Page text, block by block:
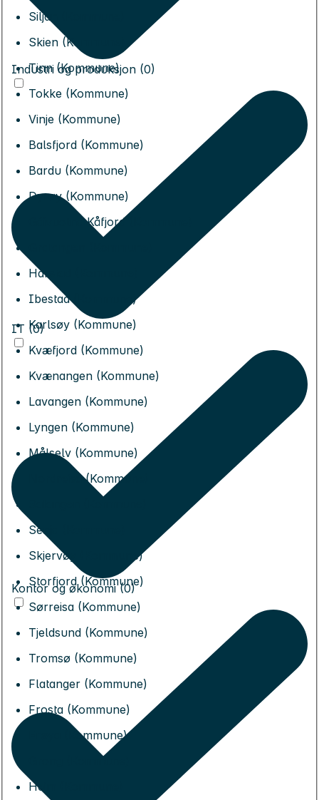
Siljan (Kommune)
Skien (Kommune)
Tinn (Kommune)
Tokke (Kommune)
Vinje (Kommune)
Balsfjord (Kommune)
Bardu (Kommune)
Dyrøy (Kommune)
Gáivuotna Kåfjord (Kommune)
Harstad (Kommune)
Ibestad (Kommune)
Karlsøy (Kommune)
Kvæfjord (Kommune)
Kvænangen (Kommune)
Lavangen (Kommune)
Lyngen (Kommune)
Målselv (Kommune)
Nordreisa (Kommune)
Senja (Kommune)
Skjervøy (Kommune)
Storfjord (Kommune)
Sørreisa (Kommune)
Tjeldsund (Kommune)
Tromsø (Kommune)
Flatanger (Kommune)
Frosta (Kommune)
Frøya (Kommune)
Heim (Kommune)
Industri og produksjon (0)
IT (0)
Kontor og økonomi (0)